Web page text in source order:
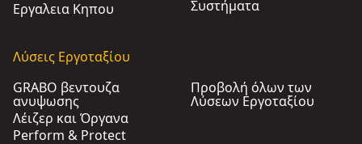
Εργαλεια Κηπου​
Συστήματα
Λύσεις Εργοταξίου
GRABO βεντουζα
ανυψωσης
Λέιζερ και Όργανα
Perform & Protect
Προβολή όλων των
Λύσεων Εργοταξίου